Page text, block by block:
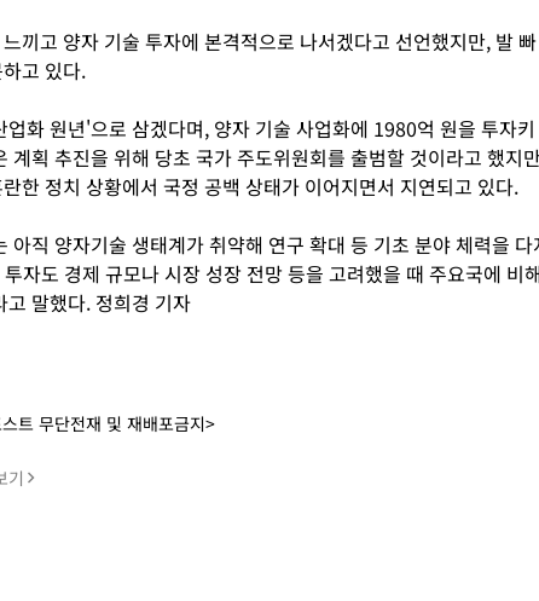
끼고 양자 기술 투자에 본격적으로 나서겠다고 선언했지만, 발 빠
고 있다.
화 원년'으로 삼겠다며, 양자 기술 사업화에 1980억 원을 투자키
계획 추진을 위해 당초 국가 주도위원회를 출범할 것이라고 했지
한 정치 상황에서 국정 공백 상태가 이어지면서 지연되고 있다.
아직 양자기술 생태계가 취약해 연구 확대 등 기초 분야 체력을 다
자도 경제 규모나 시장 성장 전망 등을 고려했을 때 주요국에 비해
말했다. 정희경 기자
트 무단전재 및 재배포금지>
기